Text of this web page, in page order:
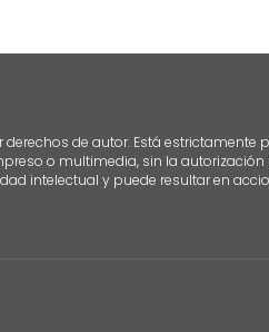
de autor. Está estrictamente
o multimedia, sin la autorización
intelectual y puede resultar en